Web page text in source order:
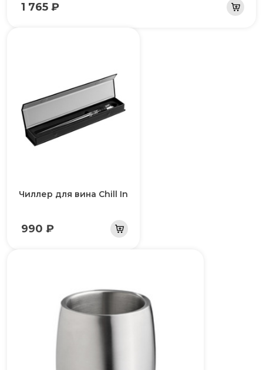
1 765 ₽
Чиллер для вина Chill In
990 ₽